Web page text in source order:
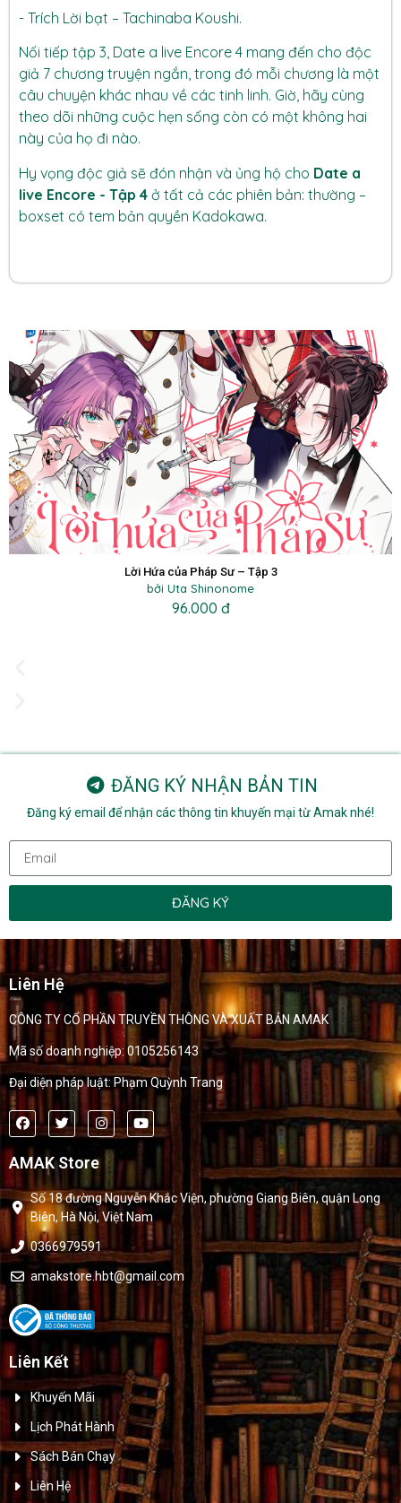
- Trích Lời bạt – Tachinaba Koushi.
Nối tiếp tập 3, Date a live Encore 4 mang đến cho độc
giả 7 chương truyện ngắn, trong đó mỗi chương là một
câu chuyện khác nhau về các tinh linh. Giờ, hãy cùng
theo dõi những cuộc hẹn sống còn có một không hai
này của họ đi nào.
Hy vọng độc giả sẽ đón nhận và ủng hộ cho Date a
live Encore - Tập 4 ở tất cả các phiên bản: thường –
boxset có tem bản quyền Kadokawa.
Lời Hứa của Pháp Sư – Tập 3
bởi Uta Shinonome
96.000 đ
ĐĂNG KÝ NHẬN BẢN TIN
Đăng ký email để nhận các thông tin khuyến mại từ Amak nhé!
ĐĂNG KÝ
Liên Hệ
CÔNG TY CỔ PHẦN TRUYỀN THÔNG VÀ XUẤT BẢN AMAK
Mã số doanh nghiệp: 0105256143
Đại diện pháp luật: Phạm Quỳnh Trang
AMAK Store
Số 18 đường Nguyễn Khắc Viện, phường Giang Biên, quận Long
Biên, Hà Nội, Việt Nam
0366979591
amakstore.hbt@gmail.com
Liên Kết
Khuyến Mãi
Lịch Phát Hành
Sách Bán Chạy
Liên Hệ